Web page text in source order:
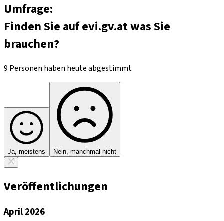
Umfrage:
Finden Sie auf evi.gv.at was Sie
brauchen?
9 Personen haben heute abgestimmt
Ja, meistens Nein, manchmal nicht
Veröffentlichungen
April 2026